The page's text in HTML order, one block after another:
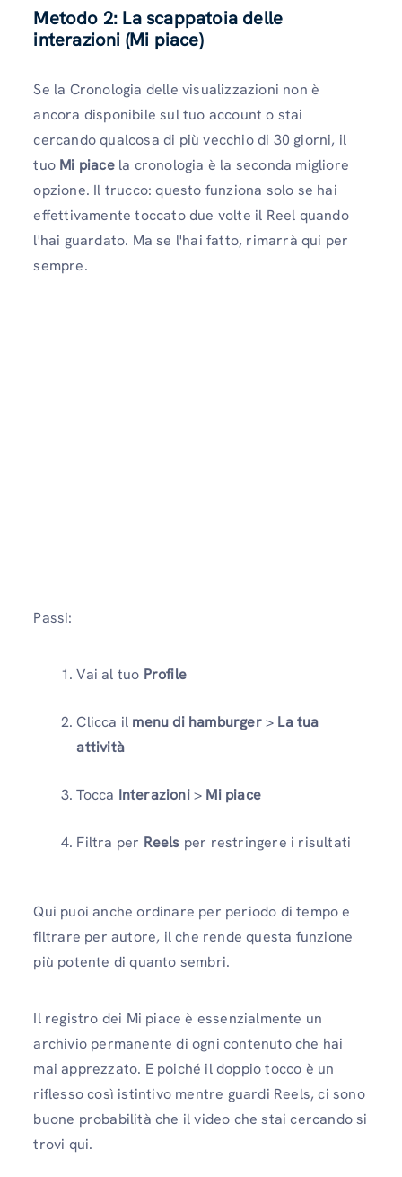
Metodo 2: La scappatoia delle
interazioni (Mi piace)
Se la Cronologia delle visualizzazioni non è
ancora disponibile sul tuo account o stai
cercando qualcosa di più vecchio di 30 giorni, il
tuo Mi piacela cronologia è la seconda migliore
opzione. Il trucco: questo funziona solo se hai
effettivamente toccato due volte il Reel quando
l'hai guardato. Ma se l'hai fatto, rimarrà qui per
sempre.
Passi:
Vai al tuo Profile
Clicca il menu di hamburger> La tua
attività
Tocca Interazioni> Mi piace
Filtra per Reels per restringere i risultati
Qui puoi anche ordinare per periodo di tempo e
filtrare per autore, il che rende questa funzione
più potente di quanto sembri.
Il registro dei Mi piace è essenzialmente un
archivio permanente di ogni contenuto che hai
mai apprezzato. E poiché il doppio tocco è un
riflesso così istintivo mentre guardi Reels, ci sono
buone probabilità che il video che stai cercando si
trovi qui.